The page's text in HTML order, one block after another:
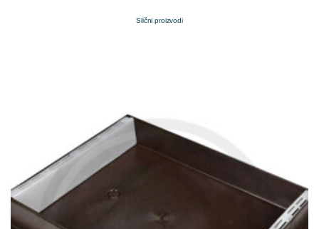
Slični proizvodi